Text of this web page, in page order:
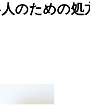
のための処